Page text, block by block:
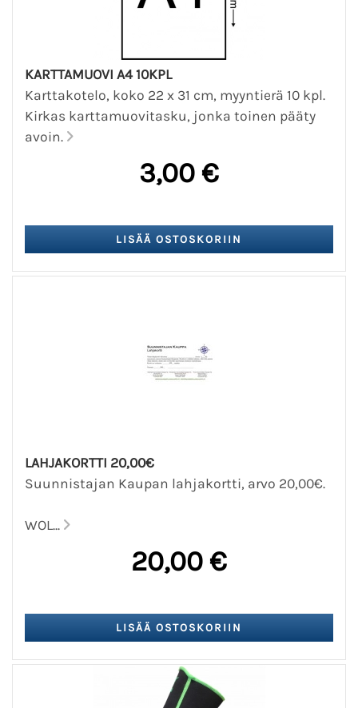
KARTTAMUOVI A4 10KPL
Karttakotelo, koko 22 x 31 cm, myyntierä 10 kpl.
Kirkas karttamuovitasku, jonka toinen pääty
avoin.
3,00 €
LAHJAKORTTI 20,00€
Suunnistajan Kaupan lahjakortti, arvo 20,00€.
WOL...
20,00 €